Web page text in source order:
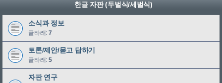
한글 자판 (두벌식/세벌식)
소식과 정보
글타래: 7
토론/제안/묻고 답하기
글타래: 5
자판 연구